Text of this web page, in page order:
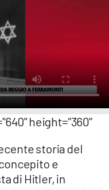
height="360"
storia del
e
di Hitler, in